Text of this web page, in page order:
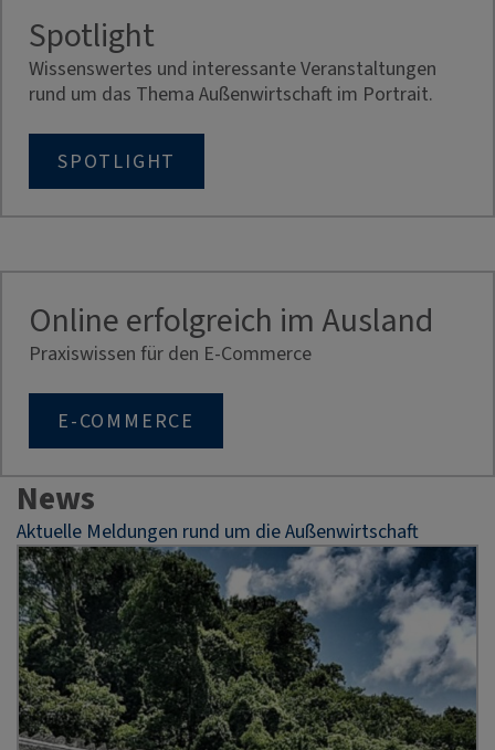
Spotlight
Wissenswertes und interessante Veranstaltungen
rund um das Thema Außenwirtschaft im Portrait.
SPOTLIGHT
Online erfolgreich im Ausland
Praxiswissen für den E-Commerce
E-COMMERCE
News
Aktuelle Meldungen rund um die Außenwirtschaft